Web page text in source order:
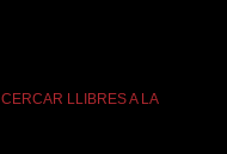
CERCAR LLIBRES A LA